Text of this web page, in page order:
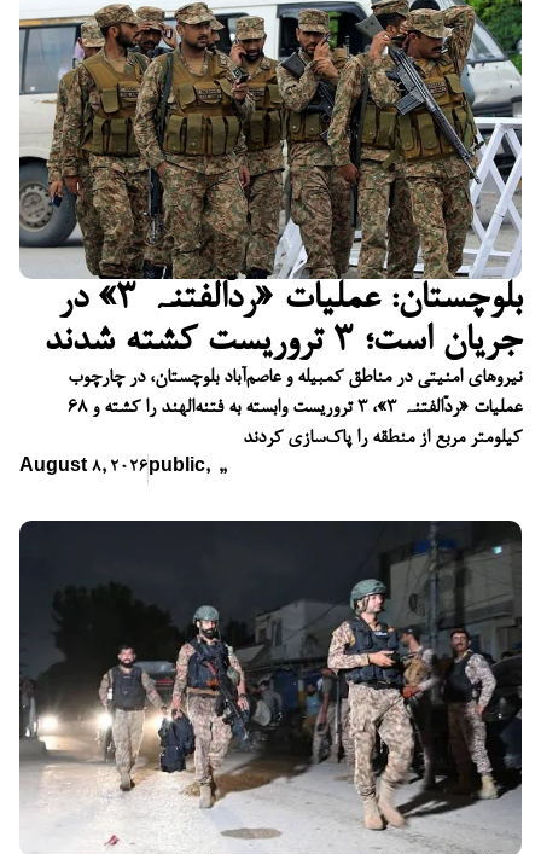
بلوچستان: عملیات «ردّالفتنہ ۳» در
جریان است؛ ۳ تروریست کشته شدند
نیروهای امنیتی در مناطق کمبیله و عاصم‌آباد بلوچستان، در چارچوب
عملیات «ردّالفتنہ ۳»، ۳ تروریست وابسته به فتنه‌الهند را کشته و ۶۸
کیلومتر مربع از منطقه را پاک‌سازی کردند
August 8, 2026 public, ,,